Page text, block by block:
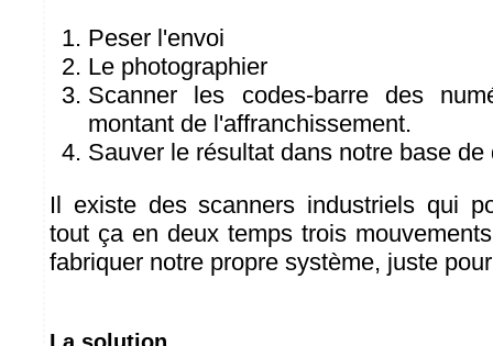
Peser l'envoi
Le photographier
Scanner les codes-barre des
montant de l'affranchissement.
Sauver le résultat dans notre base de
Il existe des scanners industriels qui
tout ça en deux temps trois
fabriquer notre propre système, juste